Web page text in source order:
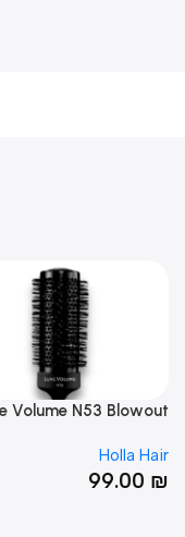
Luxe Volume N53
Holla
99.00